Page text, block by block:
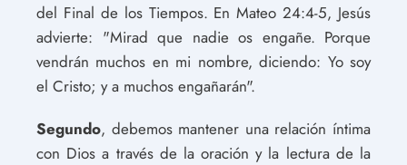
del Final de los Tiempos. En Mateo 24:4-5, Jesús
advierte: "Mirad que nadie os engañe. Porque
vendrán muchos en mi nombre, diciendo: Yo soy
el Cristo; y a muchos engañarán".
Segundo, debemos mantener una relación íntima
con Dios a través de la oración y la lectura de la